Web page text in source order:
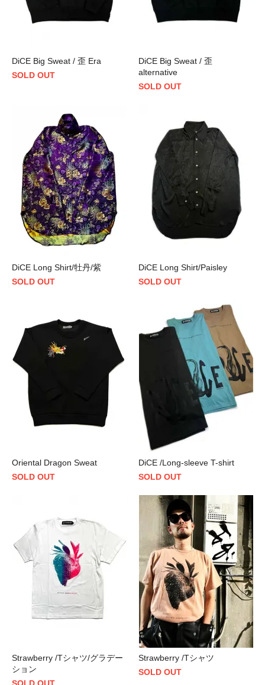
DiCE Big Sweat / 歪 Era
SOLD OUT
DiCE Big Sweat / 歪
alternative
SOLD OUT
DiCE Long Shirt/牡丹/紫
SOLD OUT
DiCE Long Shirt/Paisley
SOLD OUT
Oriental Dragon Sweat
SOLD OUT
DiCE /Long-sleeve T-shirt
SOLD OUT
Strawberry /Tシャツ/グラデー
ション
SOLD OUT
Strawberry /Tシャツ
SOLD OUT